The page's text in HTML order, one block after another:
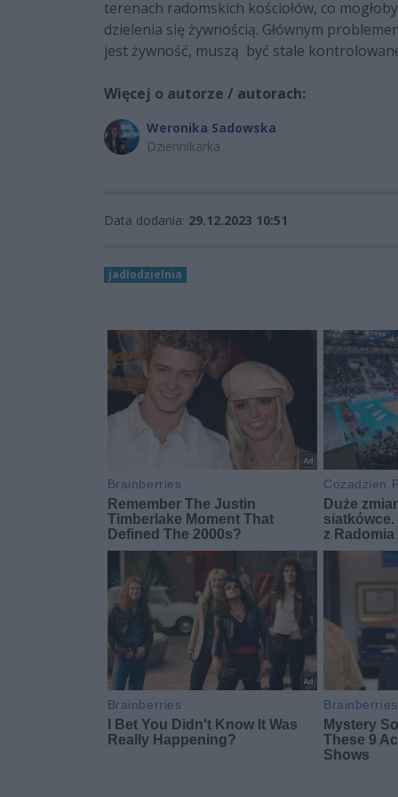
terenach radomskich kościołów, co
dzielenia się żywnością. Głównym
jest żywność, muszą być stale
Więcej o autorze / autorach:
Weronika Sadowska
Dziennikarka
Data dodania: 29.12.2023 10:51
jadłodzielnia